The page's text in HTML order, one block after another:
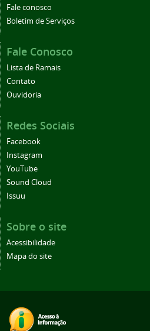
Fale conosco
Boletim de Serviços
Fale Conosco
Lista de Ramais
Contato
Ouvidoria
Redes Sociais
Facebook
Instagram
YouTube
Sound Cloud
Issuu
Sobre o site
Acessibilidade
Mapa do site